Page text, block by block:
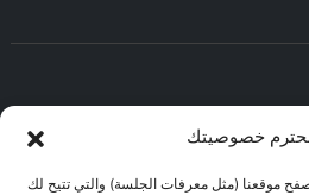
خصوصيتك
موقعنا (مثل معرفات الجلسة) والتي تتيح لك